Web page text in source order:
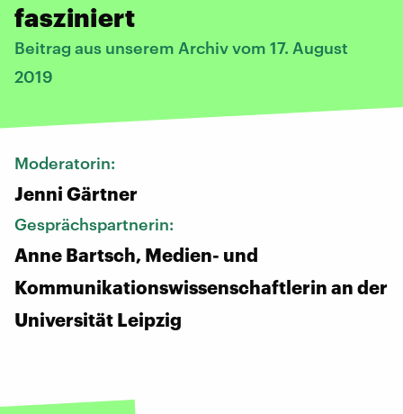
fasziniert
Beitrag aus unserem Archiv vom 17. August
2019
Moderatorin:
Jenni Gärtner
Gesprächspartnerin:
Anne Bartsch, Medien- und
Kommunikationswissenschaftlerin an der
Universität Leipzig